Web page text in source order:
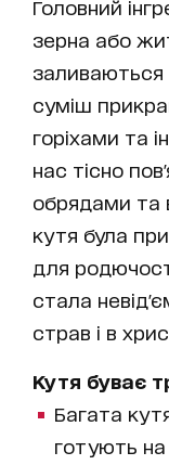
Головний
зерна або
заливаються
суміш
горіхами та
нас тісно
обрядами та
кутя була
для
стала
страв і в
Кутя буває
Багата
готують на